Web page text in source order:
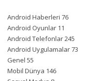
Android Haberleri 76
Android Oyunlar 11
Android Telefonlar245
Android Uygulamalar73
Genel 55
Mobil Dünya 146